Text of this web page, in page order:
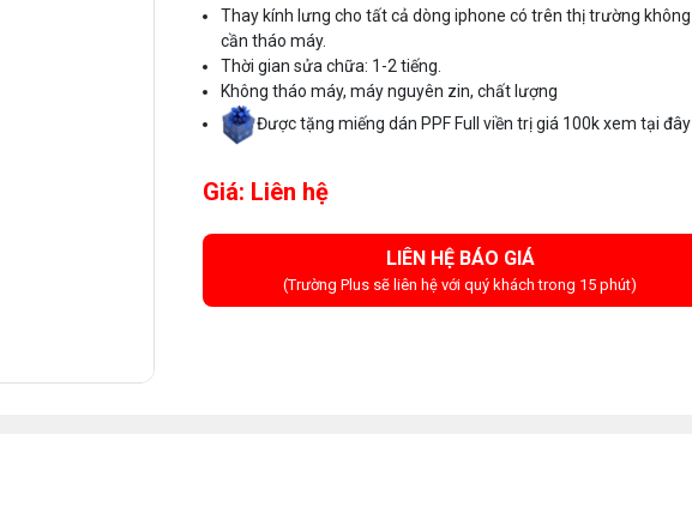
Thay kính lưng cho tất cả dòng iphone có trên thị trường không
cần tháo máy.
Thời gian sửa chữa: 1-2 tiếng.
Không tháo máy, máy nguyên zin, chất lượng
Được tặng miếng dán PPF Full viền trị giá 100k xem tại đây
Giá: Liên hệ
LIÊN HỆ BÁO GIÁ
(Trường Plus sẽ liên hệ với quý khách trong 15 phút)